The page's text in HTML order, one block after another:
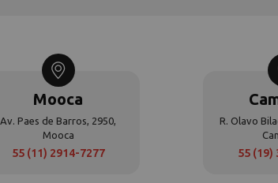
Mooca
Av. Paes de Barros, 2950,
Mooca
55 (11) 2914-7277
R. Olavo
55 (19)